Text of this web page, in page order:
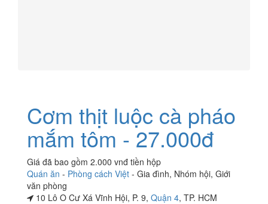
Cơm thịt luộc cà pháo
mắm tôm - 27.000đ
Giá đã bao gồm 2.000 vnđ tiền hộp
Quán ăn - Phòng cách Việt - Gia đình, Nhóm hội, Giới
văn phòng
10 Lô O Cư Xá Vĩnh Hội, P. 9, Quận 4, TP. HCM